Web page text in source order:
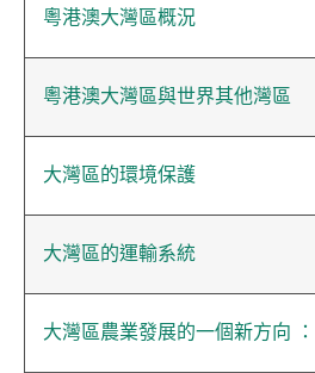
粵港澳大灣區概況
粵港澳大灣區與世界其他灣區
大灣區的環境保護
大灣區的運輸系統
大灣區農業發展的一個新方向